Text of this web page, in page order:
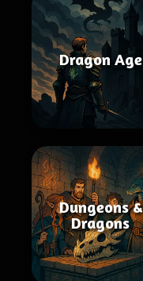
Dragon Age
Dungeons &
Dragons